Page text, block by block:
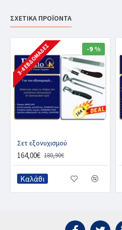
ΣΧΕΤΙΚΑ ΠΡΟΪΟΝΤΑ
-9 %
3-4 ΕΒΔΟΜΆΔΕΣ
Σετ εξονυχισμού
164,00€ 180,90€
Καλάθι